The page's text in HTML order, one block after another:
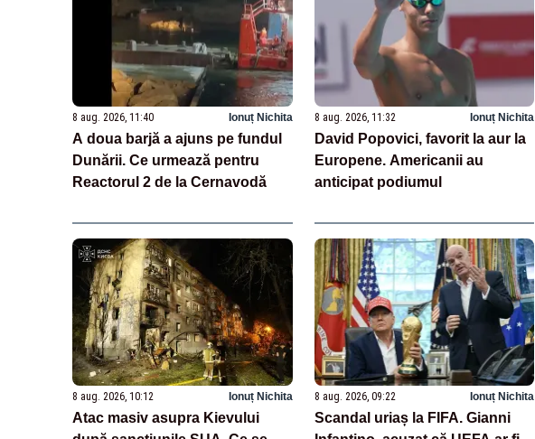
8 aug. 2026, 11:40 Ionuț Nichita
A doua barjă a ajuns pe fundul
Dunării. Ce urmează pentru
Reactorul 2 de la Cernavodă
8 aug. 2026, 11:32 Ionuț Nichita
David Popovici, favorit la aur la
Europene. Americanii au
anticipat podiumul
8 aug. 2026, 10:12 Ionuț Nichita
Atac masiv asupra Kievului
8 aug. 2026, 09:22 Ionuț Nichita
Scandal uriaș la FIFA. Gianni